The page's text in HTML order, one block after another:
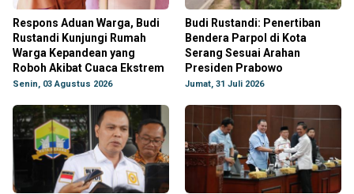
Respons Aduan Warga, Budi
Rustandi Kunjungi Rumah
Warga Kepandean yang
Roboh Akibat Cuaca Ekstrem
Senin, 03 Agustus 2026
Budi Rustandi: Penertiban
Bendera Parpol di Kota
Serang Sesuai Arahan
Presiden Prabowo
Jumat, 31 Juli 2026